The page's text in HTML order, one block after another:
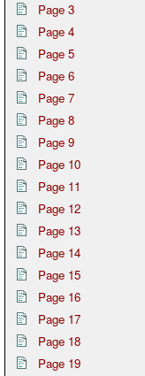
Page 3
Page 4
Page 5
Page 6
Page 7
Page 8
Page 9
Page 10
Page 11
Page 12
Page 13
Page 14
Page 15
Page 16
Page 17
Page 18
Page 19